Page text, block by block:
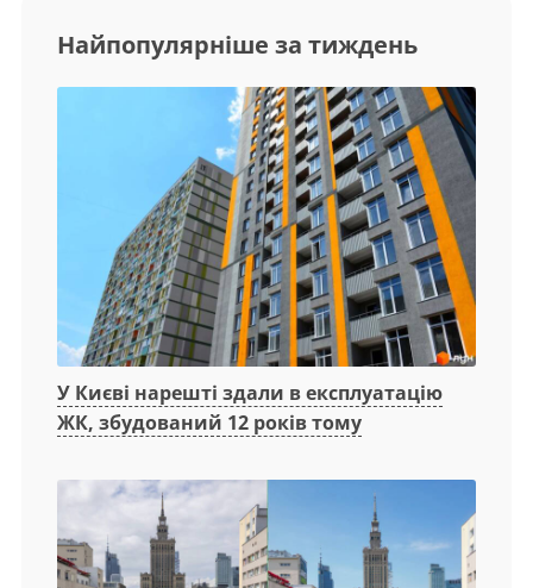
Найпопулярніше за тиждень
У Києві нарешті здали в експлуатацію
ЖК, збудований 12 років тому